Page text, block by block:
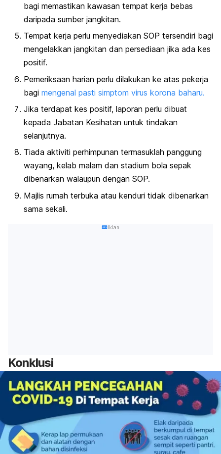
bagi memastikan kawasan tempat kerja bebas
daripada sumber jangkitan.
Tempat kerja perlu menyediakan SOP tersendiri bagi
mengelakkan jangkitan dan persediaan jika ada kes
positif.
Pemeriksaan harian perlu dilakukan ke atas pekerja
bagi mengenal pasti simptom virus korona baharu.
Jika terdapat kes positif, laporan perlu dibuat
kepada Jabatan Kesihatan untuk tindakan
selanjutnya.
Tiada aktiviti perhimpunan termasuklah panggung
wayang, kelab malam dan stadium bola sepak
dibenarkan walaupun dengan SOP.
Majlis rumah terbuka atau kenduri tidak dibenarkan
sama sekali.
Iklan
Konklusi